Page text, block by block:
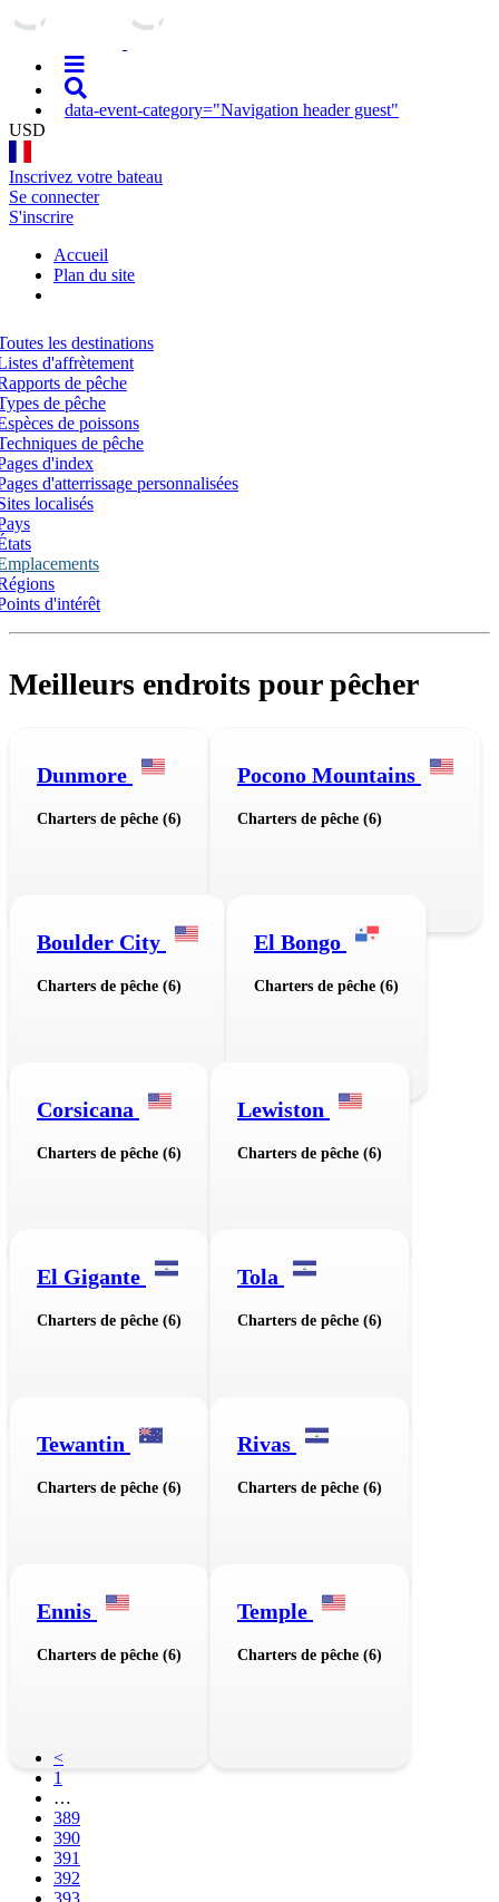
data-event-category="Navigation header guest"
USD
Inscrivez votre bateau
Se connecter
S'inscrire
Accueil
Plan du site
les destinations
d'affrètement
de pêche
de pêche
de poissons
de pêche
d'index
d'atterrissage personnalisées
localisés
d'intérêt
Meilleurs endroits pour pêcher
Dunmore
Charters de pêche (6)
Pocono Mountains
Charters de pêche (6)
Boulder City
Charters de pêche (6)
El Bongo
Charters de pêche (6)
Corsicana
Charters de pêche (6)
Lewiston
Charters de pêche (6)
El Gigante
Charters de pêche (6)
Tola
Charters de pêche (6)
Tewantin
Charters de pêche (6)
Rivas
Charters de pêche (6)
Ennis
Charters de pêche (6)
Temple
Charters de pêche (6)
<
1
…
389
390
391
392